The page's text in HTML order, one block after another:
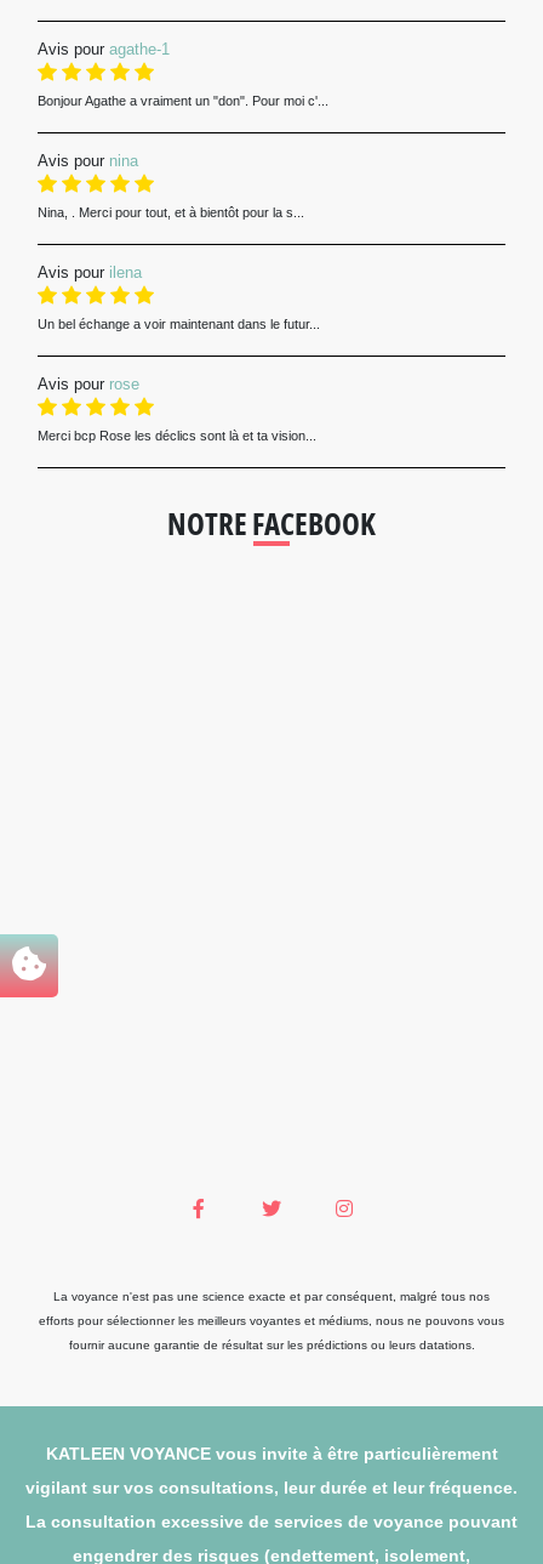
Avis pour agathe-1
Bonjour Agathe a vraiment un "don". Pour moi c'...
Avis pour nina
Nina, . Merci pour tout, et à bientôt pour la s...
Avis pour ilena
Un bel échange a voir maintenant dans le futur...
Avis pour rose
Merci bcp Rose les déclics sont là et ta vision...
NOTRE FACEBOOK
La voyance n'est pas une science exacte et par conséquent, malgré tous nos
efforts pour sélectionner les meilleurs voyantes et médiums, nous ne pouvons vous
fournir aucune garantie de résultat sur les prédictions ou leurs datations.
KATLEEN VOYANCE vous invite à être particulièrement
vigilant sur vos consultations, leur durée et leur fréquence.
La consultation excessive de services de voyance pouvant
engendrer des risques (endettement, isolement,